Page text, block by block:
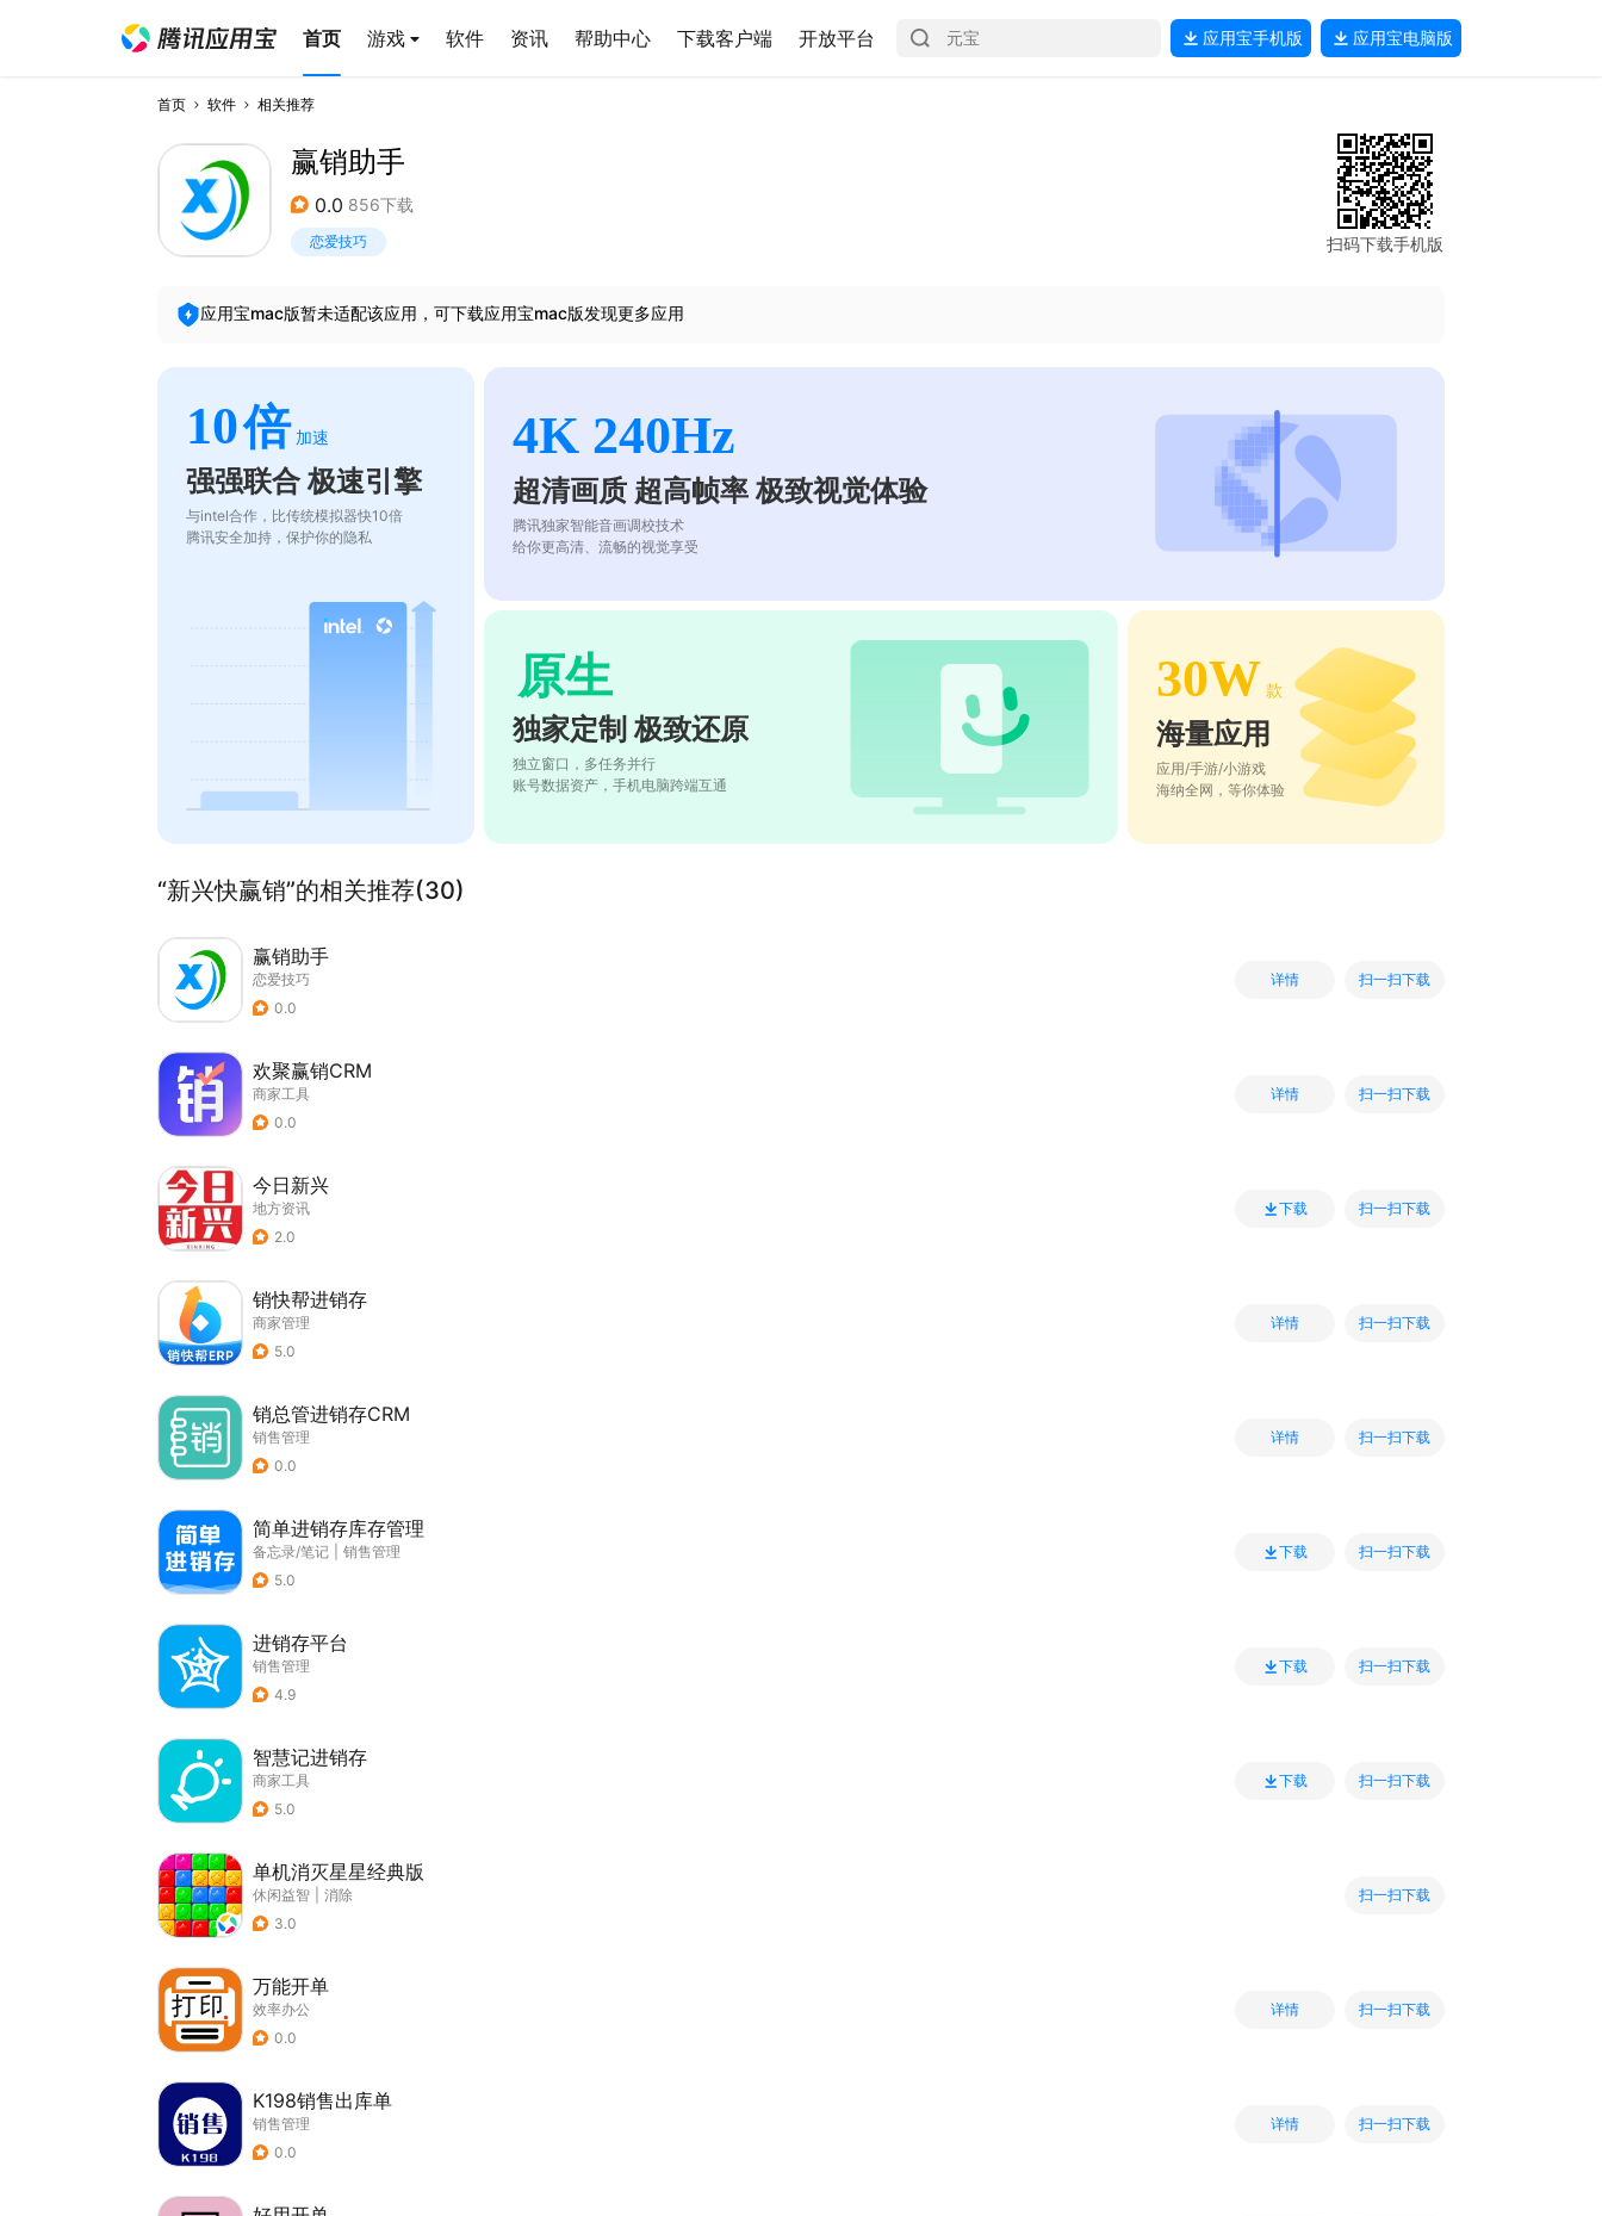
首页 游戏 软件 资讯 帮助中心 下载客户端 开放平台 应用宝手机版 应用宝电脑版
首页 软件 相关推荐
赢销助手
0.0 856下载
恋爱技巧 扫码下载手机版
应用宝mac版暂未适配该应用，可下载应用宝mac版发现更多应用
10倍 加速
强强联合 极速引擎
与intel合作，比传统模拟器快10倍
腾讯安全加持，保护你的隐私
4K 240Hz
超清画质 超高帧率 极致视觉体验
腾讯独家智能音画调校技术
给你更高清、流畅的视觉享受
原生
独家定制 极致还原
独立窗口，多任务并行
账号数据资产，手机电脑跨端互通
30W 款
海量应用
应用/手游/小游戏
海纳全网，等你体验
“新兴快赢销”的相关推荐(30)
赢销助手
恋爱技巧
0.0
详情 扫一扫下载
欢聚赢销CRM
商家工具
0.0
详情 扫一扫下载
今日新兴
地方资讯
2.0
下载 扫一扫下载
销快帮进销存
商家管理
5.0
详情 扫一扫下载
销总管进销存CRM
销售管理
0.0
详情 扫一扫下载
简单进销存库存管理
备忘录/笔记
销售管理
5.0
下载 扫一扫下载
进销存平台
销售管理
4.9
下载 扫一扫下载
智慧记进销存
商家工具
5.0
下载 扫一扫下载
单机消灭星星经典版
休闲益智
消除
3.0
扫一扫下载
万能开单
效率办公
0.0
详情 扫一扫下载
K198销售出库单
销售管理
0.0
详情 扫一扫下载